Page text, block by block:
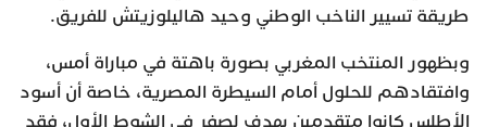
طريقة تسيير الناخب الوطني وحيد هاليلوزيتش للفريق.
وبظهور المنتخب المغربي بصورة باهتة في مباراة أمس،
وافتقادهم للحلول أمام السيطرة المصرية، خاصة أن أسود
الأطلس كانوا متقدمين بهدف لصفر في الشوط الأول، فقد